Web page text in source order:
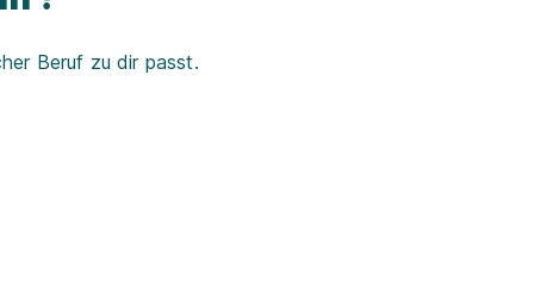
Beruf zu dir passt.